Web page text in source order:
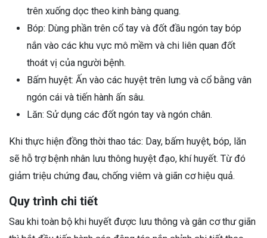
trên xuống dọc theo kinh bàng quang.
Bóp: Dùng phần trên cổ tay và đốt đầu ngón tay bóp
nắn vào các khu vực mô mềm và chi liên quan đốt
thoát vị của người bệnh.
Bấm huyệt: Ấn vào các huyệt trên lưng và cổ bằng vân
ngón cái và tiến hành ấn sâu.
Lăn: Sử dụng các đốt ngón tay và ngón chân.
Khi thực hiện đồng thời thao tác: Day, bấm huyệt, bóp, lăn
sẽ hỗ trợ bệnh nhân lưu thông huyệt đạo, khí huyết. Từ đó
giảm triệu chứng đau, chống viêm và giãn cơ hiệu quả.
Quy trình chi tiết
Sau khi toàn bộ khi huyết được lưu thông và gân cơ thư giãn